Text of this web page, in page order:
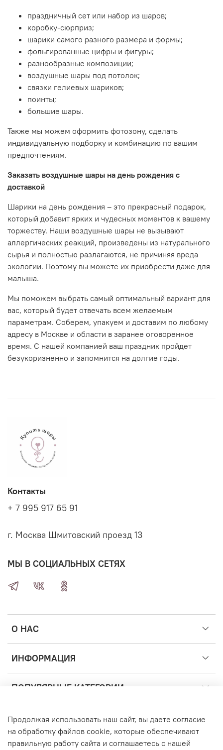
праздничный сет или набор из шаров;
коробку-сюрприз;
шарики самого разного размера и формы;
фольгированные цифры и фигуры;
разнообразные композиции;
воздушные шары под потолок;
связки гелиевых шариков;
поинты;
большие шары.
Также мы можем оформить фотозону, сделать
индивидуальную подборку и комбинацию по вашим
предпочтениям.
Заказать воздушные шары на день рождения с
доставкой
Шарики на день рождения – это прекрасный подарок,
который добавит ярких и чудесных моментов к вашему
торжеству. Наши воздушные шары не вызывают
аллергических реакций, произведены из натурального
сырья и полностью разлагаются, не причиняя вреда
экологии. Поэтому вы можете их приобрести даже для
малыша.
Мы поможем выбрать самый оптимальный вариант для
вас, который будет отвечать всем желаемым
параметрам. Соберем, упакуем и доставим по любому
адресу в Москве и области в заранее оговоренное
время. С нашей компанией ваш праздник пройдет
безукоризненно и запомнится на долгие годы.
О НАС
ИНФОРМАЦИЯ
ПОПУЛЯРНЫЕ КАТЕГОРИИ
Контакты
+ 7 995 917 65 91
г. Москва Шмитовский проезд 13
МЫ В СОЦИАЛЬНЫХ СЕТЯХ
©2014-2026 Купить Шары Москва — доставка воздушных
шаров с гелием
Продолжая использовать наш сайт, вы даете согласие
на обработку файлов cookie, которые обеспечивают
правильную работу сайта и соглашаетесь с нашей